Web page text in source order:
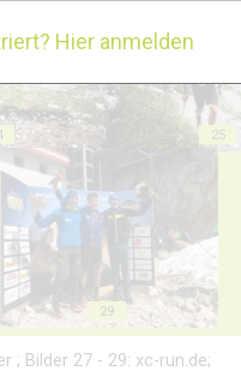
25
29
; Bilder 27 - 29: xc-run.de;
Hier anmelden